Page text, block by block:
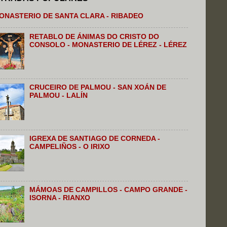
DE SANTA CLARA - RIBADEO
RETABLO DE ÁNIMAS DO CRISTO DO
CONSOLO - MONASTERIO DE LÉREZ - LÉREZ
CRUCEIRO DE PALMOU - SAN XOÁN DE
PALMOU - LALÍN
IGREXA DE SANTIAGO DE CORNEDA -
CAMPELIÑOS - O IRIXO
MÁMOAS DE CAMPILLOS - CAMPO GRANDE -
ISORNA - RIANXO